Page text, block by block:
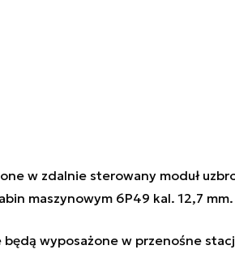
w zdalnie sterowany moduł
maszynowym 6P49 kal. 12,7 mm.
wyposażone w przenośne